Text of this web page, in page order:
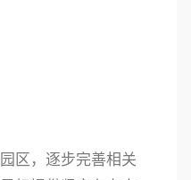
区，逐步完善相关